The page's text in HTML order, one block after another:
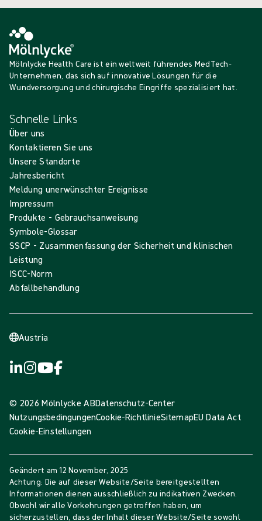
Mölnlycke Health Care ist ein weltweit führendes MedTech-
Unternehmen, das sich auf innovative Lösungen für die
Wundversorgung und chirurgische Eingriffe spezialisiert hat.
Schnelle Links
Über uns
Kontaktieren Sie uns
Unsere Standorte
Jahresbericht
Meldung unerwünschter Ereignisse
Impressum
Produkte - Gebrauchsanweisung
Symbole-Glossar
SSCP - Zusammenfassung der Sicherheit und klinischen
Leistung
ISCC-Norm
Abfallbehandlung
Austria
© 2026 Mölnlycke ABDatenschutz-Center
NutzungsbedingungenCookie-RichtlinieSitemapEU Data Act
Cookie-Einstellungen
Geändert am12 November, 2025
Achtung: Die auf dieser Website/Seite bereitgestellten
Informationen dienen ausschließlich zu indikativen Zwecken.
Obwohl wir alle Vorkehrungen getroffen haben, um
sicherzustellen, dass der Inhalt dieser Website/Seite sowohl